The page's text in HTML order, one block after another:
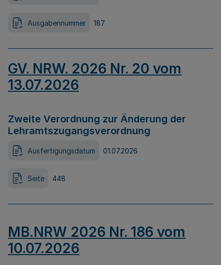
Ausgabennummer 187
GV. NRW. 2026 Nr. 20 vom
13.07.2026
Zweite Verordnung zur Änderung der
Lehramtszugangsverordnung
Ausfertigungsdatum 01.07.2026
Seite 448
MB.NRW 2026 Nr. 186 vom
10.07.2026